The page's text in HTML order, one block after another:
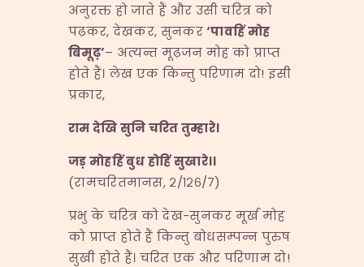
अनुरक्त हो जाते हैं और उसी चरित्र को
पढ़कर, देखकर, सुनकर‘पावहिं मोह
बिमूढ़’– अत्यन्त मूढ़जन मोह को प्राप्त
होते हैं। लेख एक किन्तु परिणाम दो! इसी
प्रकार,
राम देखि सुनि चरित तुम्हारे।
जड़ मोहहिं बुध होहिं सुखारे।।
(रामचरितमानस, २/१२६/७)
प्रभु के चरित्र को देख-सुनकर मूर्ख मोह
को प्राप्त होते हैं किन्तु बोधसम्पन्न पुरुष
सुखी होते हैं। चरित एक और परिणाम दो!